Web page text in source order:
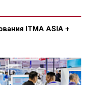
ITMA ASIA +